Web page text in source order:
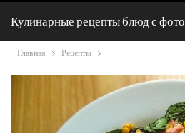
Кулинарные рецепты блюд с фото
Главная Рецепты